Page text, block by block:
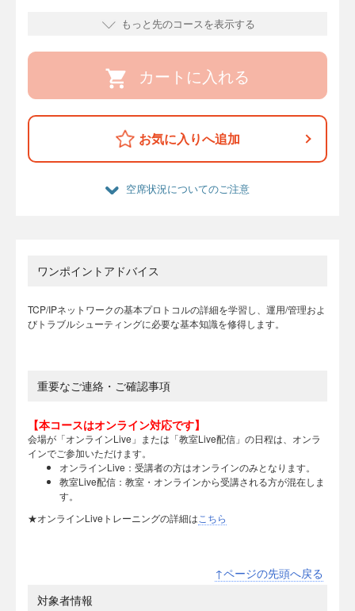
もっと先のコースを表示する
カートに入れる
お気に入りへ追加
空席状況についてのご注意
ワンポイントアドバイス
TCP/IPネットワークの基本プロトコルの詳細を学習し、運用/管理およ
びトラブルシューティングに必要な基本知識を修得します。
重要なご連絡・ご確認事項
【本コースはオンライン対応です】
会場が「オンラインLive」または「教室Live配信」の日程は、オンラ
インでご参加いただけます。
オンラインLive：受講者の方はオンラインのみとなります。
教室Live配信：教室・オンラインから受講される方が混在しま
す。
★オンラインLiveトレーニングの詳細は こちら
↑ページの先頭へ戻る
対象者情報